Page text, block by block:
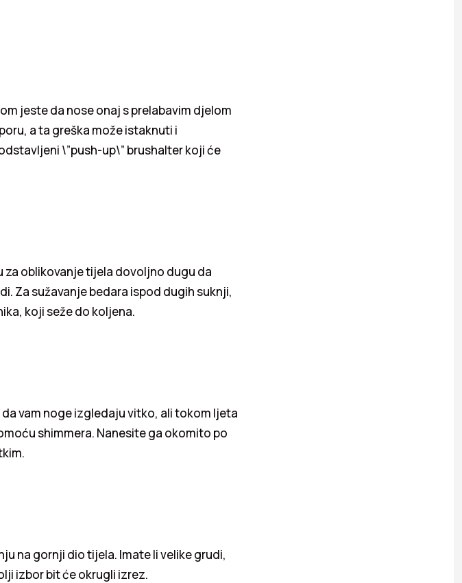
jeste da nose onaj s prelabavim djelom
a ta greška može istaknuti i
\”push-up\” brushalter koji će
oblikovanje tijela dovoljno dugu da
Za sužavanje bedara ispod dugih suknji,
koji seže do koljena.
vam noge izgledaju vitko, ali tokom ljeta
shimmera. Nanesite ga okomito po
na gornji dio tijela. Imate li velike grudi,
izbor bit će okrugli izrez.